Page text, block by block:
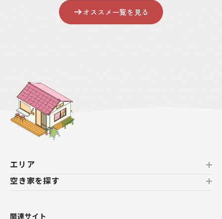
オススメ一覧を見る
エリア
北海道
空き家を探す
関連サイト